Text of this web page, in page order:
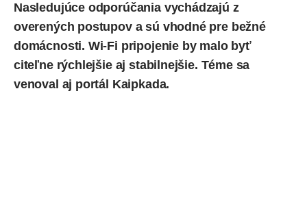
Nasledujúce odporúčania vychádzajú z
overených postupov a sú vhodné pre bežné
domácnosti. Wi-Fi pripojenie by malo byť
citeľne rýchlejšie aj stabilnejšie. Téme sa
venoval aj portál Kaipkada.